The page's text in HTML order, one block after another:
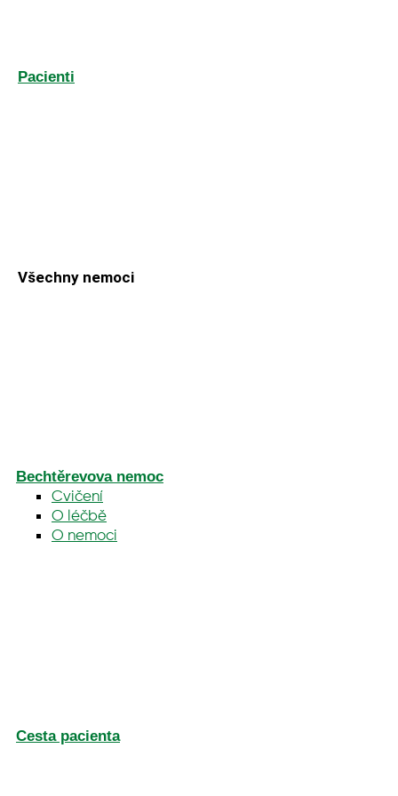
Pacienti
Všechny nemoci
Bechtěrevova nemoc
Cvičení
O léčbě
O nemoci
Cesta pacienta